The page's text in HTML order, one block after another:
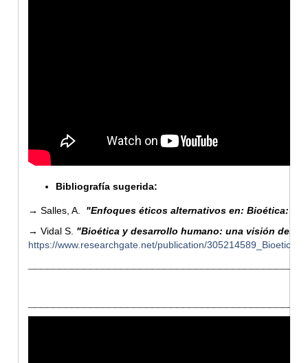
Bibliografía sugerida:
→Salles, A. "Enfoques éticos alternativos en: Bioética:
→Vidal S. "Bioética y desarrollo humano: una visión
https://www.researchgate.net/publication/